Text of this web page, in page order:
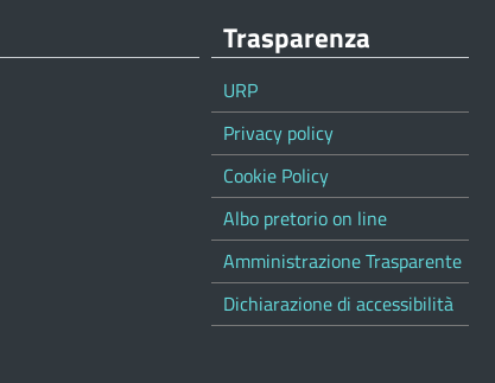
Trasparenza
URP
Privacy policy
Cookie Policy
Albo pretorio on line
Amministrazione Trasparente
Dichiarazione di accessibilità